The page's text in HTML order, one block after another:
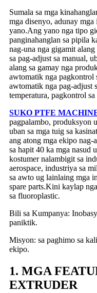
Sumala sa mga
mga disenyo, adunay
yano.Ang yano nga tipo
panginahanglan sa pipila
nag-una nga gigamit
sa pag-adjust sa manual,
alang sa gamay nga
awtomatik nga pagkontrol
awtomatik nga pag-adjust
temperatura, pagkontrol
SUKO PTFE
pagpalambo, produksyon
uban sa mga tuig sa
ang atong mga ekipo nag-
sa hapit 40 ka mga nasud
kostumer nalambigit sa
aerospace, industriya sa
sa awto ug lainlaing mga
spare parts.Kini kaylap
sa fluoroplastic.
Bili sa Kumpanya:
paniktik.
Misyon: sa paghimo sa
ekipo.
1. MGA
EXTRUDER